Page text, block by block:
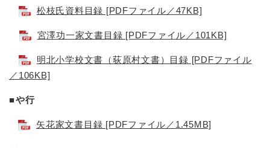
松枝氏資料目録 [PDFファイル／47KB]
宮澤功一家文書目録 [PDFファイル／101KB]
明北小学校文書（荻原村文書）目録 [PDFファイル
／106KB]
■や行
矢花家文書目録 [PDFファイル／1.45MB]